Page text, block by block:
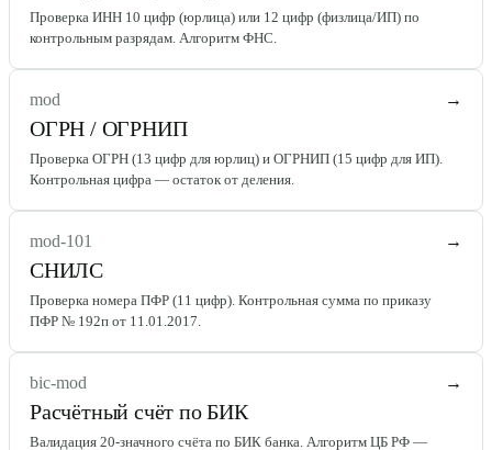
Проверка ИНН 10 цифр (юрлица) или 12 цифр (физлица/ИП) по
контрольным разрядам. Алгоритм ФНС.
mod →
ОГРН / ОГРНИП
Проверка ОГРН (13 цифр для юрлиц) и ОГРНИП (15 цифр для ИП).
Контрольная цифра — остаток от деления.
mod-101 →
СНИЛС
Проверка номера ПФР (11 цифр). Контрольная сумма по приказу
ПФР № 192п от 11.01.2017.
bic-mod →
Расчётный счёт по БИК
Валидация 20-значного счёта по БИК банка. Алгоритм ЦБ РФ —